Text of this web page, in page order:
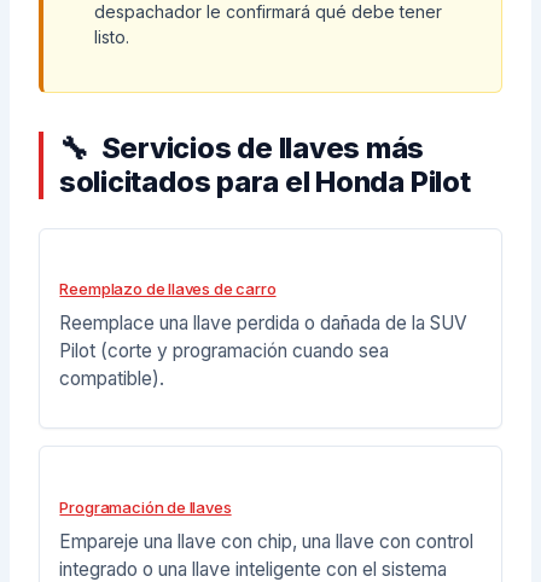
despachador le confirmará qué debe tener
listo.
Servicios de llaves más
solicitados para el Honda Pilot
Reemplazo de llaves de carro
Reemplace una llave perdida o dañada de la SUV
Pilot (corte y programación cuando sea
compatible).
Programación de llaves
Empareje una llave con chip, una llave con control
integrado o una llave inteligente con el sistema